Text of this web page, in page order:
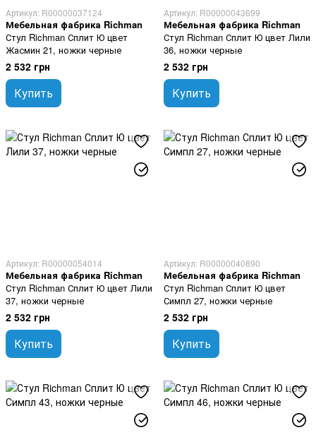
Артикул: R00000037124
Мебельная фабрика Richman
Стул Richman Сплит Ю цвет
Жасмин 21, ножки черные
2 532 грн
Купить
Артикул: R00000043699
Мебельная фабрика Richman
Стул Richman Сплит Ю цвет Лили
36, ножки черные
2 532 грн
Купить
Артикул: R00000054014
Мебельная фабрика Richman
Стул Richman Сплит Ю цвет Лили
37, ножки черные
2 532 грн
Купить
Артикул: R00000040890
Мебельная фабрика Richman
Стул Richman Сплит Ю цвет
Симпл 27, ножки черные
2 532 грн
Купить